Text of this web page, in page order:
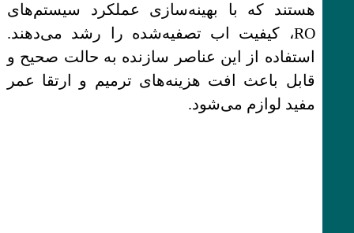
هستند که با بهینه‌سازی عملکرد سیستم‌های
RO، کیفیت اب تصفیه‌شده را رشد می‌دهند.
استفاده از این عناصر سازنده به حالت صحیح و
قابل باعث افت هزینه‌های ترمیم و ارتقا عمر
مفید لوازم می‌شود.